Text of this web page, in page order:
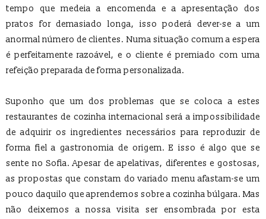
tempo que medeia a encomenda e a apresentação dos
pratos for demasiado longa, isso poderá dever-se a um
anormal número de clientes. Numa situação comum a espera
é perfeitamente razoável, e o cliente é premiado com uma
refeição preparada de forma personalizada.
Suponho que um dos problemas que se coloca a estes
restaurantes de cozinha internacional será a impossibilidade
de adquirir os ingredientes necessários para reproduzir de
forma fiel a gastronomia de origem. E isso é algo que se
sente no Sofia. Apesar de apelativas, diferentes e gostosas,
as propostas que constam do variado menu afastam-se um
pouco daquilo que aprendemos sobre a cozinha búlgara. Mas
não deixemos a nossa visita ser ensombrada por esta